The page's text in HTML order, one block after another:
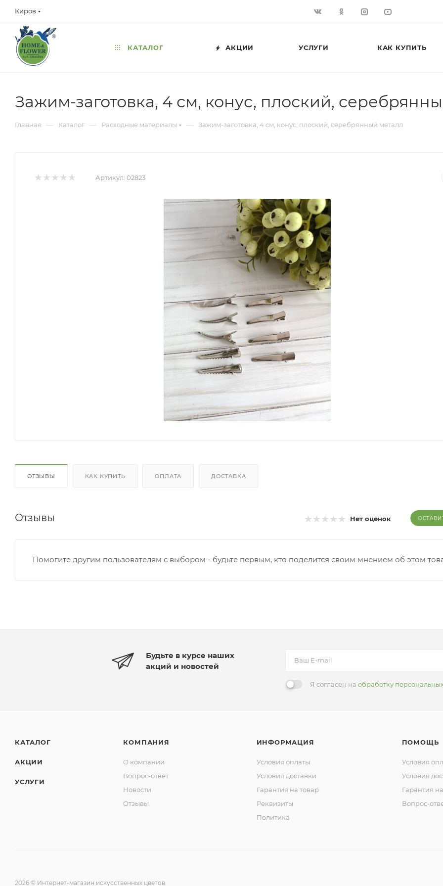
Киров
КАТАЛОГ АКЦИИ УСЛУГИ КАК КУПИТЬ
Зажим-заготовка, 4 см, конус, плоский,
Главная — Каталог — Расходные материалы — Зажим-заготовка, 4 см, конус, плоский, серебрянный металл
Артикул: 02823
ОТЗЫВЫ КАК КУПИТЬ ОПЛАТА ДОСТАВКА
Отзывы Нет оценок
Помогите другим пользователям с выбором - будьте первым, кто поделится своим мнением об этом
Будьте в курсе наших
акций и новостей
Я согласен на обработку
КАТАЛОГ
АКЦИИ
УСЛУГИ
КОМПАНИЯ
О компании
Вопрос-ответ
Новости
Отзывы
ИНФОРМАЦИЯ
Условия оплаты
Условия доставки
Гарантия на товар
Реквизиты
Политика
ПОМОЩЬ
Условия
Условия
Гарантия
Вопрос-
2026 © Интернет-магазин искусственных цветов